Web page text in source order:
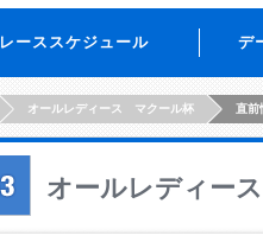
レーススケジュール デ
オールレディース マクール杯 直前
オールレディー